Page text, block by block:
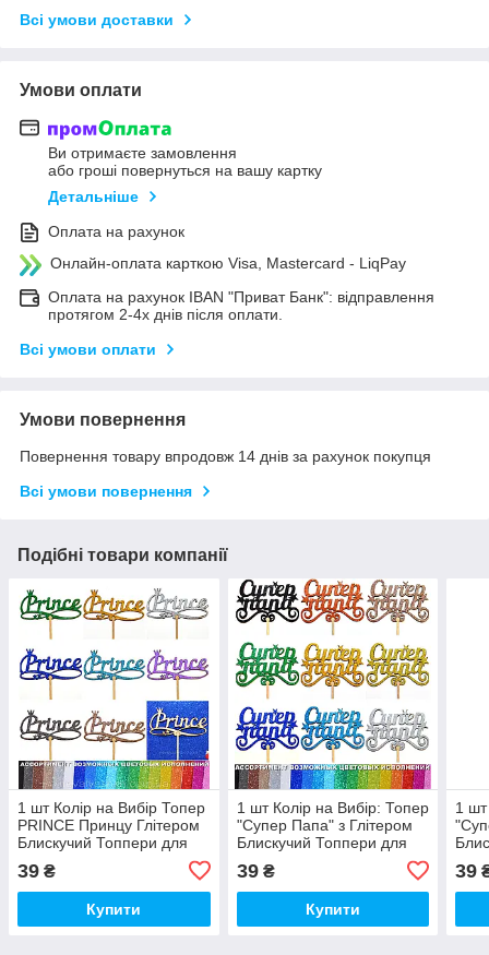
Всі умови доставки
Умови оплати
Ви отримаєте замовлення
або гроші повернуться на вашу картку
Детальніше
Оплата на рахунок
Онлайн-оплата карткою Visa, Mastercard - LiqPay
Оплата на рахунок IBAN "Приват Банк": відправлення
протягом 2-4х днів після оплати.
Всі умови оплати
Умови повернення
Повернення товару впродовж 14 днів за рахунок покупця
Всі умови повернення
Подібні товари компанії
1 шт Колір на Вибір Топер
PRINCE Принцу Глітером
Блискучий Топпери для
Торта Топер Дерев'яний
Букета Квітів
39 ₴
Купити
1 шт Колір на Вибір: Топер
"Супер Папа" з Глітером
Блискучий Топпери для
Торта Топер Дерев'яний
Букета Квітів
39₴
Купити
1 шт
39